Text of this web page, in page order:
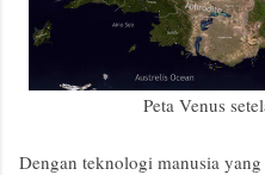
Peta Venus
Dengan teknologi manusia